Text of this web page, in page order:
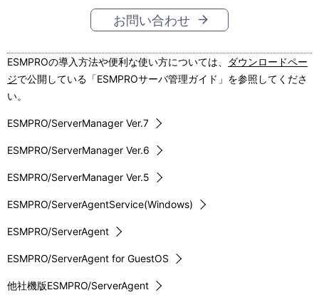
置
を
表
示
し
て
い
ま
す
。
ゲ
ー
シ
ョ
ン
お問い合わせ
ESMPROの導入方法や便利な使い方については、
ダウンロードペー
ジで公開している「ESMPROサーバ管理ガイド」を参照してくださ
い。
ESMPRO/ServerManager Ver.7
ESMPRO/ServerManager Ver.6
ESMPRO/ServerManager Ver.5
ESMPRO/ServerAgentService(Windows)
ESMPRO/ServerAgent
ESMPRO/ServerAgent for GuestOS
他社機版ESMPRO/ServerAgent